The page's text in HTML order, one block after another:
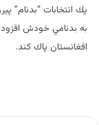
يك انتخابات “بدنام”
به بدنامي خودش
افغانستان پاك كند.